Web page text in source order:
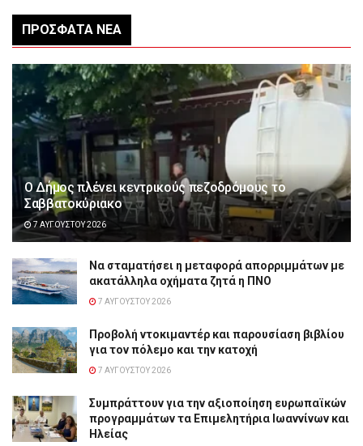
ΠΡΌΣΦΑΤΑ ΝΈΑ
Ο Δήμος πλένει κεντρικούς πεζοδρόμους το
Σαββατοκύριακο
7 ΑΥΓΟΎΣΤΟΥ 2026
Να σταματήσει η μεταφορά απορριμμάτων με
ακατάλληλα οχήματα ζητά η ΠΝΟ
7 ΑΥΓΟΎΣΤΟΥ 2026
Προβολή ντοκιμαντέρ και παρουσίαση βιβλίου
για τον πόλεμο και την κατοχή
7 ΑΥΓΟΎΣΤΟΥ 2026
Συμπράττουν για την αξιοποίηση ευρωπαϊκών
προγραμμάτων τα Επιμελητήρια Ιωαννίνων και
Ηλείας